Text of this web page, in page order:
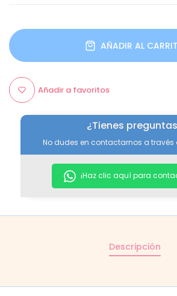
AÑADIR AL
Añadir a favoritos
¿Tienes
No dudes en contactarnos a través
¡Haz clic aquí para
Descripción